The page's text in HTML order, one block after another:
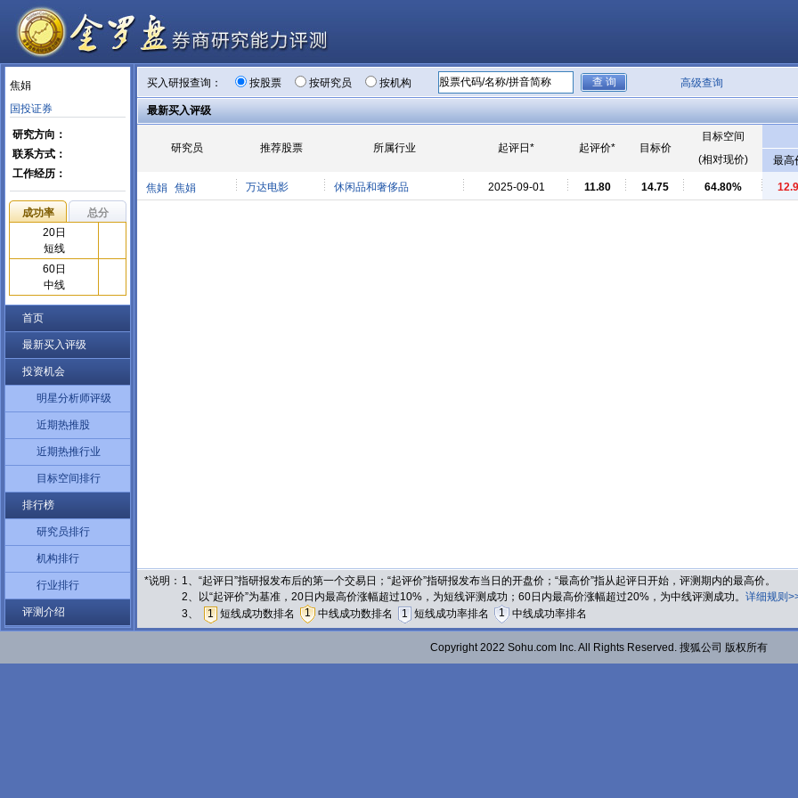
焦娟
国投证券
研究方向：
联系方式：
工作经历：
成功率
总分
20日
短线
60日
中线
首页
最新买入评级
投资机会
明星分析师评级
近期热推股
近期热推行业
目标空间排行
排行榜
研究员排行
机构排行
行业排行
评测介绍
买入研报查询： 按股票 按研究员 按机构 高级查询
最新买入评级
研究员 推荐股票 所属行业 起评日* 起评价* 目标价
目标空间
(相对现价)
最高
焦娟 焦娟 万达电影 休闲品和奢侈品 2025-09-01 11.80 14.75 64.80%
*说明： 1、“起评日”指研报发布后的第一个交易日；“起评价”指研报发布当日的开盘价；“最高价”指从起评日开始，评测期内的最高价。
2、以“起评价”为基准，20日内最高价涨幅超过10%，为短线评测成功；60日内最高价涨幅超过20%，为中线评测成功。 详细规则
3、
1 短线成功数排名 1 中线成功数排名 1 短线成功率排名 1 中线成功率排名
Copyright 2022 Sohu.com Inc. All Rights Reserved. 搜狐公司 版权所有